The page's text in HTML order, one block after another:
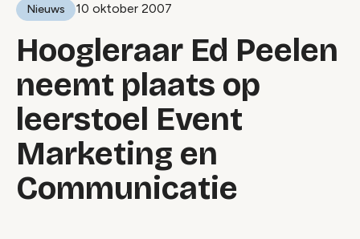
Nieuws 10 oktober 2007
Hoogleraar Ed Peelen
neemt plaats op
leerstoel Event
Marketing en
Communicatie